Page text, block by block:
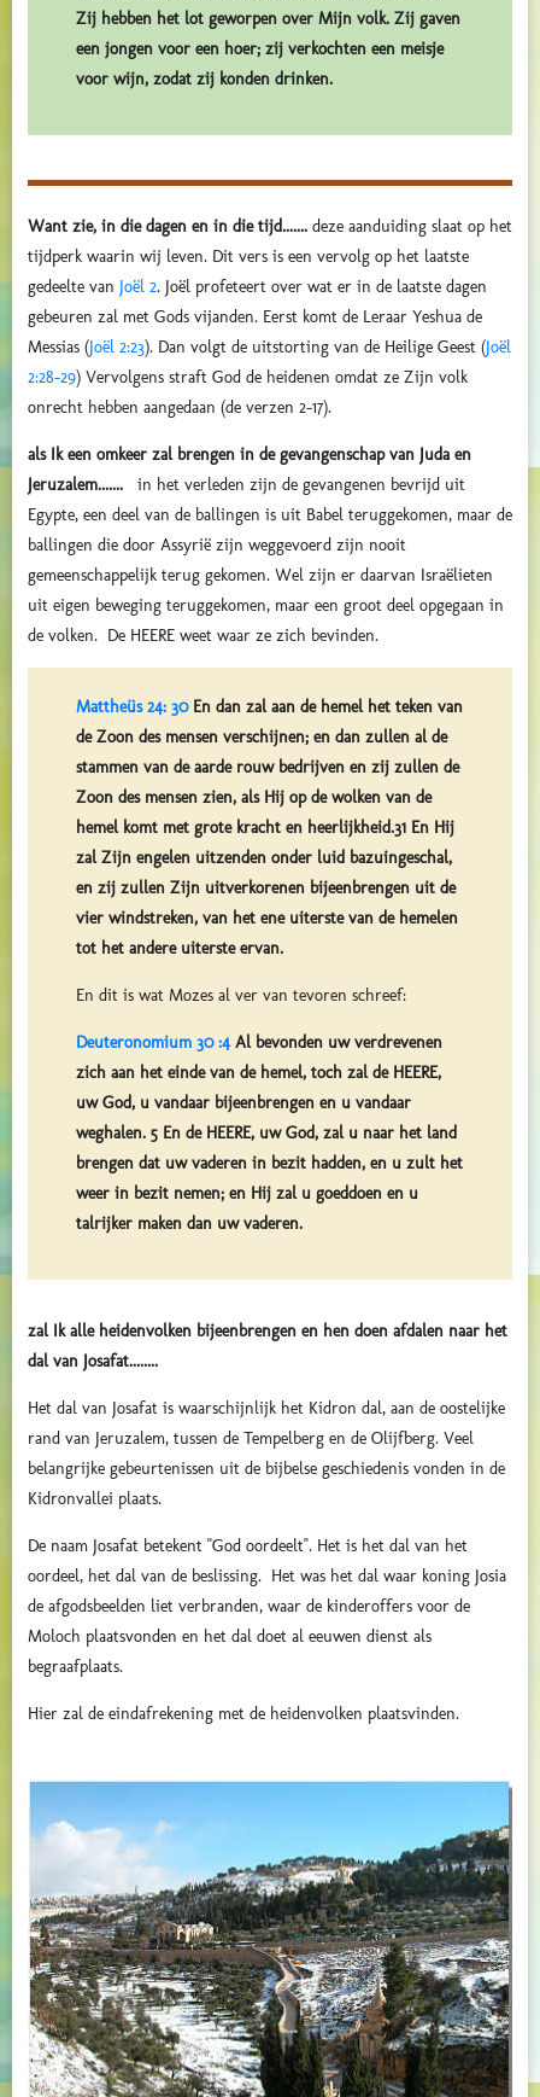
Zij hebben het lot geworpen over Mijn volk. Zij gaven
een jongen voor een hoer; zij verkochten een meisje
voor wijn, zodat zij konden drinken.
Want zie, in die dagen en in die tijd....... deze aanduiding slaat op het
tijdperk waarin wij leven. Dit vers is een vervolg op het laatste
gedeelte van Joël 2. Joël profeteert over wat er in de laatste dagen
gebeuren zal met Gods vijanden. Eerst komt de Leraar Yeshua de
Messias (Joël 2:23). Dan volgt de uitstorting van de Heilige Geest (Joël
2:28-29) Vervolgens straft God de heidenen omdat ze Zijn volk
onrecht hebben aangedaan (de verzen 2-17).
als Ik een omkeer zal brengen in de gevangenschap van Juda en
Jeruzalem....... in het verleden zijn de gevangenen bevrijd uit
Egypte, een deel van de ballingen is uit Babel teruggekomen, maar de
ballingen die door Assyrië zijn weggevoerd zijn nooit
gemeenschappelijk terug gekomen. Wel zijn er daarvan Israëlieten
uit eigen beweging teruggekomen, maar een groot deel opgegaan in
de volken. De HEERE weet waar ze zich bevinden.
Mattheüs 24: 30En dan zal aan de hemel het teken van
de Zoon des mensen verschijnen; en dan zullen al de
stammen van de aarde rouw bedrijven en zij zullen de
Zoon des mensen zien, als Hij op de wolken van de
hemel komt met grote kracht en heerlijkheid.31 En Hij
zal Zijn engelen uitzenden onder luid bazuingeschal,
en zij zullen Zijn uitverkorenen bijeenbrengen uit de
vier windstreken, van het ene uiterste van de hemelen
tot het andere uiterste ervan.
En dit is wat Mozes al ver van tevoren schreef:
Deuteronomium 30 :4Al bevonden uw verdrevenen
zich aan het einde van de hemel, toch zal de HEERE,
uw God, u vandaar bijeenbrengen en u vandaar
weghalen. 5 En de HEERE, uw God, zal u naar het land
brengen dat uw vaderen in bezit hadden, en u zult het
weer in bezit nemen; en Hij zal u goeddoen en u
talrijker maken dan uw vaderen.
zal Ik alle heidenvolken bijeenbrengen en hen doen afdalen naar het
dal van Josafat........
Het dal van Josafat is waarschijnlijk het Kidron dal, aan de oostelijke
rand van Jeruzalem, tussen de Tempelberg en de Olijfberg. Veel
belangrijke gebeurtenissen uit de bijbelse geschiedenis vonden in de
Kidronvallei plaats.
De naam Josafat betekent "God oordeelt". Het is het dal van het
oordeel, het dal van de beslissing. Het was het dal waar koning Josia
de afgodsbeelden liet verbranden, waar de kinderoffers voor de
Moloch plaatsvonden en het dal doet al eeuwen dienst als
begraafplaats.
Hier zal de eindafrekening met de heidenvolken plaatsvinden.